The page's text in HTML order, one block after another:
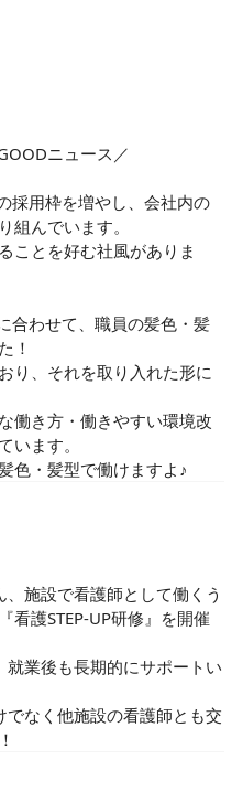
ニュース／
採用枠を増やし、会社内の
組んでいます。
ことを好む社風がありま
合わせて、職員の髪色・髪
！
り、それを取り入れた形に
働き方・働きやすい環境改
います。
色・髪型で働けますよ♪
施設で看護師として働くう
看護STEP-UP研修』を開催
就業後も長期的にサポートい
なく他施設の看護師とも交